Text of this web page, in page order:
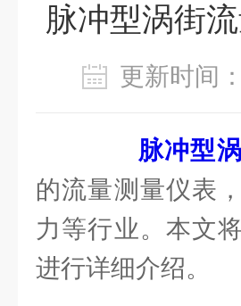
脉冲型涡街
更新时
脉冲型
的流量测量仪表
力等行业。本文
进行详细介绍。